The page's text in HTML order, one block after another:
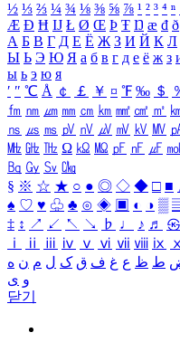
½ ⅓ ⅔ ¼ ¾ ⅛ ⅜ ⅝ ⅞ ¹ ² ³ ⁴ ⁿ
Æ Ð Ħ Ĳ Ł Ø Œ Þ Ŧ Ŋ æ đ ð
А Б В Г Д Е Ё Ж З И Й К Л
Ы Ь Э Ю Я а б в г д е ё ж з
ы ь э ю я
′ ″ ℃ Å ￠ ￡ ￥ ¤ ℉ ‰ ＄
㎙ ㎚ ㎛ ㎜ ㎝ ㎞ ㎟ ㎠ ㎡
㎱ ㎲ ㎳ ㎴ ㎵ ㎶ ㎷ ㎸ ㎹
㎒ ㎓ ㎔ Ω ㏀ ㏁ ㎊ ㎋ ㎌ ㏖
㏃ ㏉ ㏜ ㏆
§ ※ ☆ ★ ○ ● ◎ ◇ ◆ □ ■
♠ ♡ ♥ ♧ ♣ ⊙ ◈ ▣ ◐ ◑ ▒
‡ ↕ ↗ ↙ ↖ ↘ ♭ ♩ ♪ ♬ ㉿
ⅰ
ⅱ ⅲ ⅳ ⅴ ⅵ ⅶ ⅷ ⅸ ⅹ
ط ظ ع غ ف ق ک ل م ن ه
و ی
닫기